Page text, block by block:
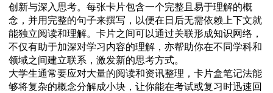
创新与深入思考。每张卡片包含一个完整且易于理解的概
念，并用完整的句子来撰写，以便在日后无需依赖上下文就
能独立阅读和理解。卡片之间可以通过关联形成知识网络，
不仅有助于加深对学习内容的理解，亦帮助你在不同学科和
领域之间建立联系，激发新的思考方式。
大学生通常要应对大量的阅读和资讯整理，卡片盒笔记法能
够将复杂的概念分解成小块，让你能在考试或复习时迅速回